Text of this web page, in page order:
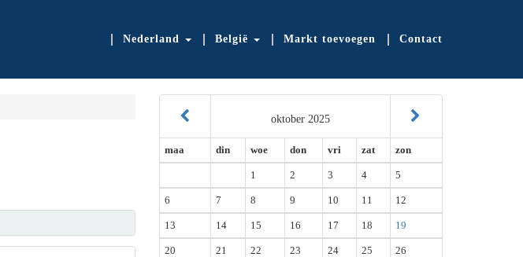
Nederland België Markt toevoegen Contact
oktober 2025
maa din woe don vri zat zon
1 2 3 4 5
6 7 8 9 10 11 12
13 14 15 16 17 18 19
20 21 22 23 24 25 26